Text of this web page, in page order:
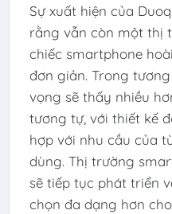
Sự xuất hiện của
rằng vẫn còn một thị
chiếc smartphone
đơn giản. Trong
vọng sẽ thấy nhiều
tương tự, với thiết kế
hợp với nhu cầu của
dùng. Thị trường
sẽ tiếp tục phát triển
chọn đa dạng hơn